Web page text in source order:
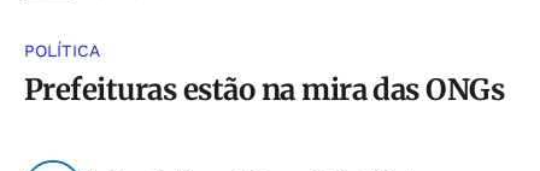
POLÍTICA
Prefeituras estão na mira das ONGs